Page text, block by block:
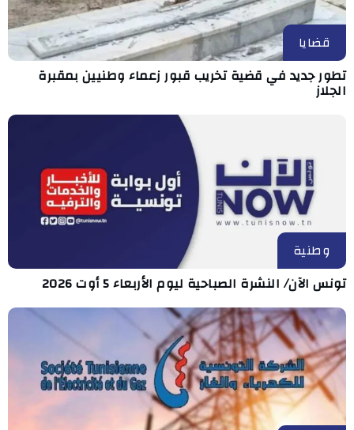
قضايا
تطور جديد في قضية تخريب قبور زعماء وطنيين بمقبرة
الجلاز
وطنية
تونس الآن/ النشرة الصباحية ليوم الأربعاء 5 أوت 2026